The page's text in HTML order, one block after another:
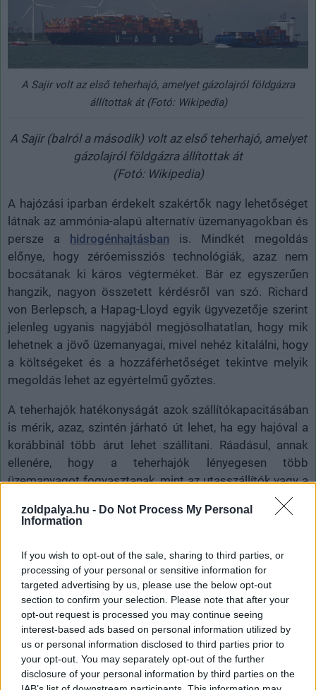
zoldpalya.hu - Do Not Process My Personal
Information
If you wish to opt-out of the sale, sharing to third parties, or
processing of your personal or sensitive information for
targeted advertising by us, please use the below opt-out
section to confirm your selection. Please note that after your
opt-out request is processed you may continue seeing
interest-based ads based on personal information utilized by
us or personal information disclosed to third parties prior to
your opt-out. You may separately opt-out of the further
disclosure of your personal information by third parties on the
A Sajir volt az első teherhajó, amelyet gázolajról földgázra
állítottak át (Fotó: Wikipedia)
A Sajir (balról a második) volt az első teherhajó, amelyet
gázolajról földgázra állítottak át
(Fotó: Wikipedia)
A hajózási iparban érdekelt szakértők nagy lehetőséget
látnak az ammónia-alapú alternatív üzemanyagokban és
persze a hidrogénhajtásban is. Mindkét megoldás
előnye, hogy zéróemissziós technológiák, azaz nem
bocsátanak ki káros végterméket. Bár ez egyszerűen
hangzik, nagyon összetett kérdésről van szó. Richard
von Berlepsch, a Hapag-Lloyd egyik ügyvezetője szerint
jelenleg ugyanis nagyjából megjósolhatatlan, hogy mik
lehetnek a jövő üzemanyagai, mivel nehéz kitalálni, hogy
a költségeket és a hozzáférhetőséget tekintve melyik
megoldás lehet az egyértelmű győztes.
A teherhajók hatékonyságát azok szállítókapacitásában
is mérik, azaz, szintén járható út lehet, ha egy hajóval a
korábbinál több árut lehet szállítani. Ráadásul, annak
ellenére, hogy a teherhajók lényegesen több
üzemanyagot fogyasztanak, mint az utasszállítók vagy a
tankerek, a konténeres szállítás egyelőre még mindig a
leghatékonyabb módszer az áruk globális mozgatására.
konténerekből többet lehet felpakolni egy hajóra. Ez
főleg a már használatban lévő hajóknál lehet szempont,
míg a most tervezett vagy már épülőfélben lévőknél az
tűnik a legjobb megközelítésnek, ha figyelembe veszik,
hogy várhatóan milyen méretű konténereket fog
szállítani, milyen jellemző útvonalakon és nagyjából
milyen tömeget tesz ki egy-egy rakomány.